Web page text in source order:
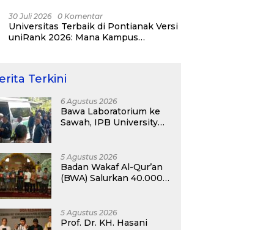
30 Juli 2026 0 Komentar
Universitas Terbaik di Pontianak Versi
uniRank 2026: Mana Kampus
Terkini
6 Agustus 2026
Bawa Laboratorium ke
Sawah, IPB University
5 Agustus 2026
Badan Wakaf Al-Qur’an
(BWA) Salurkan 40.000
Masyarakat di
Kalimantan Barat
5 Agustus 2026
Prof. Dr. KH. Hasani